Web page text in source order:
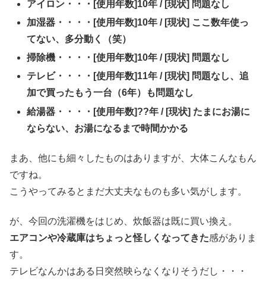
アイロン・・・[使用年数]10年 / [現状] 問題なし
加湿器・・・・[使用年数]10年 / [現状] ここ数年使っ
てない、多分動く（笑）
掃除機・・・・[使用年数]10年 / [現状] 問題なし
テレビ・・・・[使用年数]11年 / [現状] 問題なし、追
加で買ったもう一台（6年）も問題なし
給湯器・・・・[使用年数]??年 / [現状] たまにお湯に
ならない、お湯になるまで時間かかる
まあ、他にも細々したものはありますが、大体こんなもん
ですね。
こうやってみるとまだ大丈夫なものも多い気がします。
が、今回の洗濯機をはじめ、炊飯器は既に買い換え。
エアコンや冷蔵庫はちょっと怪しくなってきた感がありま
す。
テレビなんかはある日突然映らなくなりそうだし・・・